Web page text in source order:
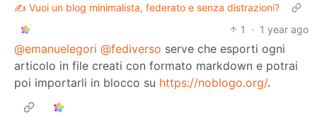
✍️ Vuoi un blog minimalista, federato e senza distrazioni?
1
· 1 year ago
@emanuelegori @fediverso serve che esporti ogni
articolo in file creati con formato markdown e potrai
poi importarli in blocco su https://noblogo.org/.